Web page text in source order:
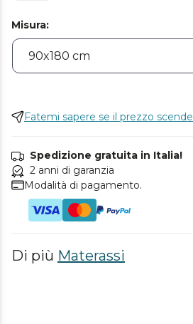
Misura:
Fatemi sapere se il prezzo scende
Spedizione gratuita in Italia!
2 anni di garanzia
Modalità di pagamento.
Di più Materassi